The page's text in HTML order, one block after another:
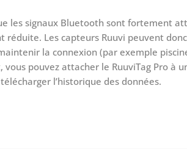
les signaux Bluetooth sont fortement
réduite. Les capteurs Ruuvi peuvent
la connexion (par exemple
pouvez attacher le RuuviTag Pro à
l’historique des données.